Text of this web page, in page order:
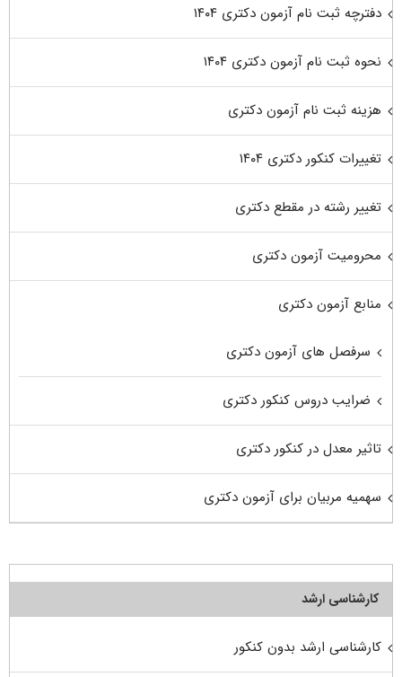
دفترچه ثبت نام آزمون دکتری ۱۴۰۴
نحوه ثبت نام آزمون دکتری ۱۴۰۴
هزینه ثبت نام آزمون دکتری
تغییرات کنکور دکتری ۱۴۰۴
تغییر رشته در مقطع دکتری
محرومیت آزمون دکتری
منابع آزمون دکتری
سرفصل های آزمون دکتری
ضرایب دروس کنکور دکتری
تاثیر معدل در کنکور دکتری
سهمیه مربیان برای آزمون دکتری
کارشناسی ارشد
کارشناسی ارشد بدون کنکور